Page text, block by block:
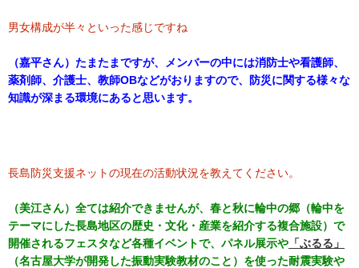
男女構成が半々といった感じですね
（嘉平さん）たまたまですが、メンバーの中には消防士や看護師、
薬剤師、介護士、教師OBなどがおりますので、防災に関する様々な
知識が深まる環境にあると思います。
長島防災支援ネットの現在の活動状況を教えてください。
（美江さん）全ては紹介できませんが、春と秋に輪中の郷 （輪中を
テーマにした長島地区の歴史・文化・産業を紹介する複合施設）で
開催されるフェスタなど各種イベントで、パネル展示や 「ぶるる」
（名古屋大学が開発した振動実験教材のこと）を使った耐震実験や